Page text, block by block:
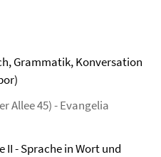
Grammatik, Konversation
Allee 45) - Evangelia
II - Sprache in Wort und